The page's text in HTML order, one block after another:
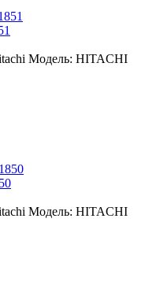
Модель: HITACHI
Модель: HITACHI